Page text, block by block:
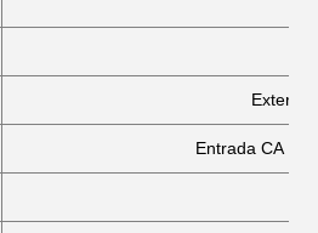
Exterior
Entrada CA